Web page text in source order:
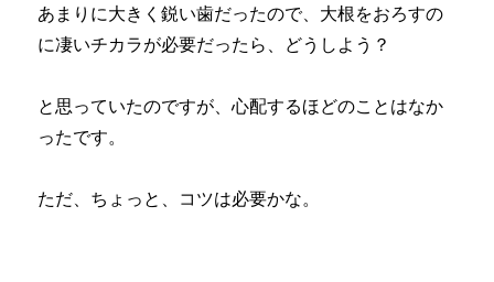
あまりに大きく鋭い歯だったので、大根をおろすの
に凄いチカラが必要だったら、どうしよう？
と思っていたのですが、心配するほどのことはなか
ったです。
ただ、ちょっと、コツは必要かな。